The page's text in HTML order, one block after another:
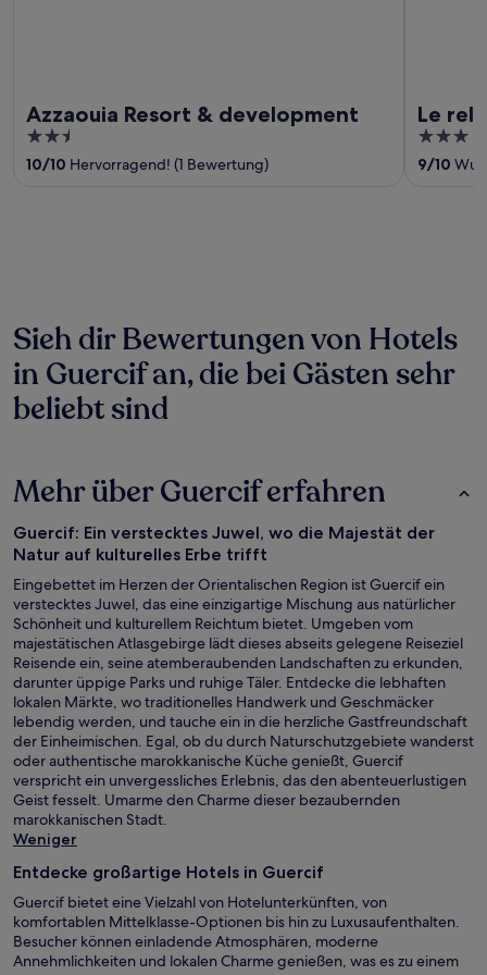
Azzaouia Resort & development
2.5
out
10/10 Hervorragend! (1 Bewertung)
Le
3
out
9/10
Sieh dir Bewertungen von Hotels
in Guercif an, die bei Gästen sehr
beliebt sind
Mehr über Guercif erfahren
Guercif: Ein verstecktes Juwel, wo die Majestät der
Natur auf kulturelles Erbe trifft
Eingebettet im Herzen der Orientalischen Region ist Guercif ein
verstecktes Juwel, das eine einzigartige Mischung aus natürlicher
Schönheit und kulturellem Reichtum bietet. Umgeben vom
majestätischen Atlasgebirge lädt dieses abseits gelegene Reiseziel
Reisende ein, seine atemberaubenden Landschaften zu erkunden,
darunter üppige Parks und ruhige Täler. Entdecke die lebhaften
lokalen Märkte, wo traditionelles Handwerk und Geschmäcker
lebendig werden, und tauche ein in die herzliche Gastfreundschaft
der Einheimischen. Egal, ob du durch Naturschutzgebiete wanderst
oder authentische marokkanische Küche genießt, Guercif
verspricht ein unvergessliches Erlebnis, das den abenteuerlustigen
Geist fesselt. Umarme den Charme dieser bezaubernden
marokkanischen Stadt.
Weniger
Entdecke großartige Hotels in Guercif
Guercif bietet eine Vielzahl von Hotelunterkünften, von
komfortablen Mittelklasse-Optionen bis hin zu Luxusaufenthalten.
Besucher können einladende Atmosphären, moderne
Annehmlichkeiten und lokalen Charme genießen, was es zu einem